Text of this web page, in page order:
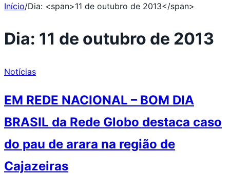
Início/Dia: <span>11 de outubro de 2013</span>
Dia: 11 de outubro de 2013
Notícias
EM REDE NACIONAL – BOM DIA
BRASIL da Rede Globo destaca caso
do pau de arara na região de
Cajazeiras